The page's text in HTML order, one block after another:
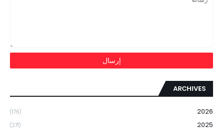
ARCHIVES
2026
(176)
2025
(271)